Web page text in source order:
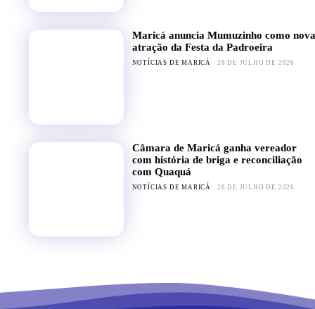
Maricá anuncia Mumuzinho como nova
atração da Festa da Padroeira
NOTÍCIAS DE MARICÁ 28 DE JULHO DE 2026
Câmara de Maricá ganha vereador
com história de briga e reconciliação
com Quaquá
NOTÍCIAS DE MARICÁ 26 DE JULHO DE 2026